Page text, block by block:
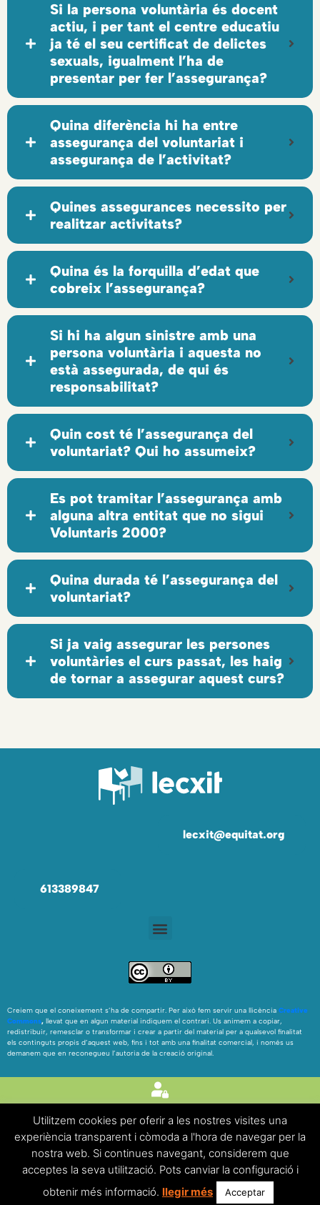
Si la persona voluntària és docent
actiu, i per tant el centre educatiu
ja té el seu certificat de delictes
sexuals, igualment l’ha de
presentar per fer l’assegurança?
Quina diferència hi ha entre
assegurança del voluntariat i
assegurança de l’activitat?
Quines assegurances necessito per
realitzar activitats?
Quina és la forquilla d’edat que
cobreix l’assegurança?
Si hi ha algun sinistre amb una
persona voluntària i aquesta no
està assegurada, de qui és
responsabilitat?
Quin cost té l’assegurança del
voluntariat? Qui ho assumeix?
Es pot tramitar l’assegurança amb
alguna altra entitat que no sigui
Voluntaris 2000?
Quina durada té l’assegurança del
voluntariat?
Si ja vaig assegurar les persones
voluntàries el curs passat, les haig
de tornar a assegurar aquest curs?
lecxit@equitat.org
613389847
Creiem que el coneixement s’ha de compartir. Per això fem servir una llicència Creative
Commons, llevat que en algun material indiquem el contrari. Us animem a copiar,
redistribuir, remesclar o transformar i crear a partir del material per a qualsevol finalitat
els continguts propis d’aquest web, fins i tot amb una finalitat comercial, i només us
demanem que en reconegueu l’autoria de la creació original.
FAQ’S|Avís legal |Política de cookies
Utilitzem cookies per oferir a les nostres visites una
experiència transparent i còmoda a l'hora de navegar per la
nostra web. Si continues navegant, considerem que
acceptes la seva utilització. Pots canviar la configuració i
obtenir més informació. llegir més Acceptar